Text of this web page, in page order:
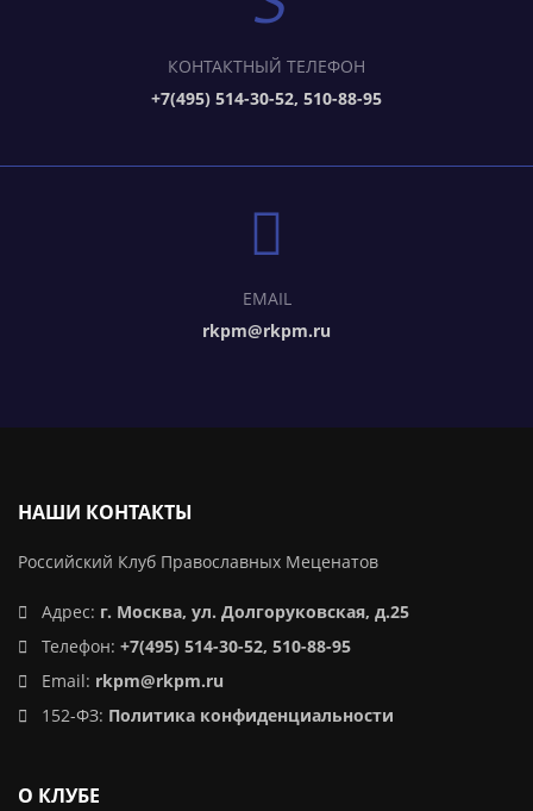
КОНТАКТНЫЙ ТЕЛЕФОН
+7(495) 514-30-52, 510-88-95
EMAIL
rkpm@rkpm.ru
НАШИ КОНТАКТЫ
Российский Клуб Православных Меценатов
Адрес: г. Москва, ул. Долгоруковская, д.25
Телефон: +7(495) 514-30-52, 510-88-95
Email: rkpm@rkpm.ru
152-ФЗ: Политика конфиденциальности
О КЛУБЕ